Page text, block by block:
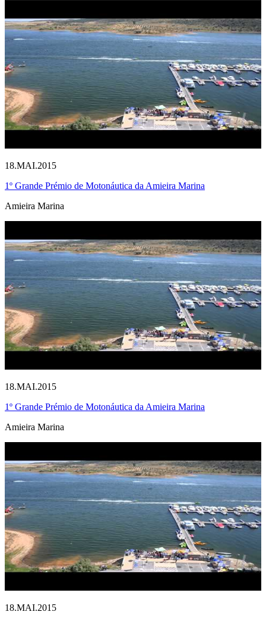
18.MAI.2015
1º Grande Prémio de Motonáutica da Amieira Marina
Amieira Marina
18.MAI.2015
1º Grande Prémio de Motonáutica da Amieira Marina
Amieira Marina
18.MAI.2015